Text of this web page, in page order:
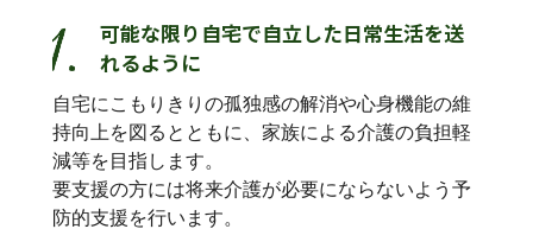
可能な限り自宅で自立した日常生活を送
れるように
自宅にこもりきりの孤独感の解消や心身機能の維
持向上を図るとともに、家族による介護の負担軽
減等を目指します。
要支援の方には将来介護が必要にならないよう予
防的支援を行います。